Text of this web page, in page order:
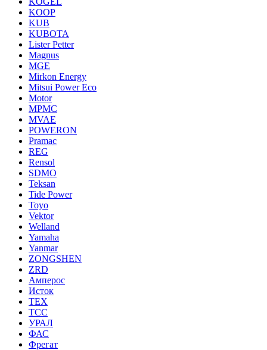
KOOP
KUB
KUBOTA
Lister Petter
Magnus
MGE
Mirkon Energy
Mitsui Power Eco
Motor
MPMC
MVAE
POWERON
Pramac
REG
Rensol
SDMO
Teksan
Tide Power
Toyo
Vektor
Welland
Yamaha
Yanmar
ZONGSHEN
ZRD
Амперос
Исток
ТЕХ
ТСС
УРАЛ
ФАС
Фрегат